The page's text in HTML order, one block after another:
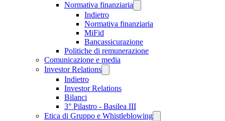
Normativa finanziaria
Indietro
Normativa finanziaria
MiFid
Bancassicurazione
Politiche di remunerazione
Comunicazione e media
Investor Relations
Indietro
Investor Relations
Bilanci
3° Pilastro - Basilea III
Etica di Gruppo e Whistleblowing